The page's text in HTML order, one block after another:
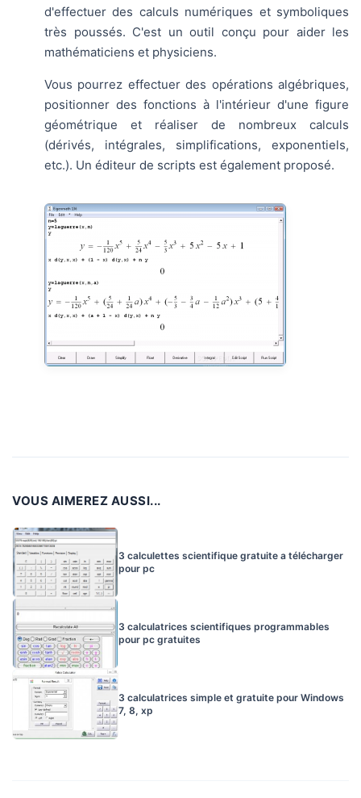
d'effectuer des calculs numériques et symboliques
très poussés. C'est un outil conçu pour aider les
mathématiciens et physiciens.
Vous pourrez effectuer des opérations algébriques,
positionner des fonctions à l'intérieur d'une figure
géométrique et réaliser de nombreux calculs
(dérivés, intégrales, simplifications, exponentiels,
etc.). Un éditeur de scripts est également proposé.
VOUS AIMEREZ AUSSI...
3 calculettes scientifique gratuite a télécharger
pour pc
3 calculatrices scientifiques programmables
pour pc gratuites
3 calculatrices simple et gratuite pour Windows
7, 8, xp